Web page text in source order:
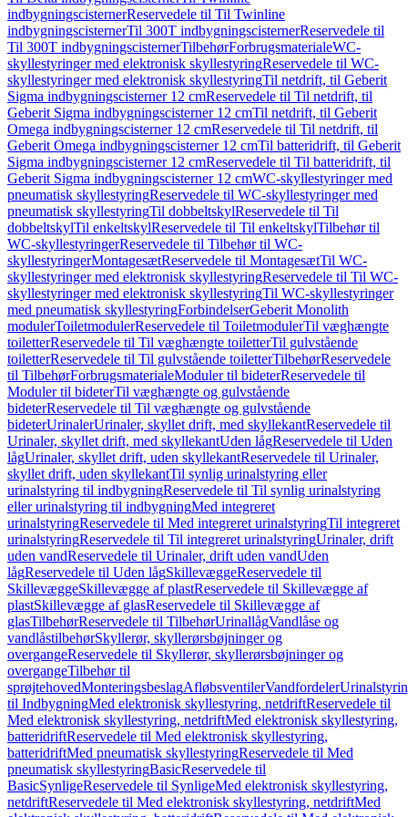
indbygningscisternerReservedele til Til Twinline
indbygningscisternerTil 300T indbygningscisternerReservedele til
Til 300T indbygningscisternerTilbehørForbrugsmaterialeWC-
skyllestyringer med elektronisk skyllestyringReservedele til WC-
skyllestyringer med elektronisk skyllestyringTil netdrift, til Geberit
Sigma indbygningscisterner 12 cmReservedele til Til netdrift, til
Geberit Sigma indbygningscisterner 12 cmTil netdrift, til Geberit
Omega indbygningscisterner 12 cmReservedele til Til netdrift, til
Geberit Omega indbygningscisterner 12 cmTil batteridrift, til Geberit
Sigma indbygningscisterner 12 cmReservedele til Til batteridrift, til
Geberit Sigma indbygningscisterner 12 cmWC-skyllestyringer med
pneumatisk skyllestyringReservedele til WC-skyllestyringer med
pneumatisk skyllestyringTil dobbeltskylReservedele til Til
dobbeltskylTil enkeltskylReservedele til Til enkeltskylTilbehør til
WC-skyllestyringerReservedele til Tilbehør til WC-
skyllestyringerMontagesætReservedele til MontagesætTil WC-
skyllestyringer med elektronisk skyllestyringReservedele til Til WC-
skyllestyringer med elektronisk skyllestyringTil WC-skyllestyringer
med pneumatisk skyllestyringForbindelserGeberit Monolith
modulerToiletmodulerReservedele til ToiletmodulerTil væghængte
toiletterReservedele til Til væghængte toiletterTil gulvstående
toiletterReservedele til Til gulvstående toiletterTilbehørReservedele
til TilbehørForbrugsmaterialeModuler til bideterReservedele til
Moduler til bideterTil væghængte og gulvstående
bideterReservedele til Til væghængte og gulvstående
bideterUrinalerUrinaler, skyllet drift, med skyllekantReservedele til
Urinaler, skyllet drift, med skyllekantUden lågReservedele til Uden
lågUrinaler, skyllet drift, uden skyllekantReservedele til Urinaler,
skyllet drift, uden skyllekantTil synlig urinalstyring eller
urinalstyring til indbygningReservedele til Til synlig urinalstyring
eller urinalstyring til indbygningMed integreret
urinalstyringReservedele til Med integreret urinalstyringTil integreret
urinalstyringReservedele til Til integreret urinalstyringUrinaler, drift
uden vandReservedele til Urinaler, drift uden vandUden
lågReservedele til Uden lågSkillevæggeReservedele til
SkillevæggeSkillevægge af plastReservedele til Skillevægge af
plastSkillevægge af glasReservedele til Skillevægge af
glasTilbehørReservedele til TilbehørUrinallågVandlåse og
vandlåstilbehørSkyllerør, skyllerørsbøjninger og
overgangeReservedele til Skyllerør, skyllerørsbøjninger og
overgangeTilbehør til
sprøjtehovedMonteringsbeslagAfløbsventilerVandfordeler
til IndbygningMed elektronisk skyllestyring, netdriftReservedele til
Med elektronisk skyllestyring, netdriftMed elektronisk skyllestyring,
batteridriftReservedele til Med elektronisk skyllestyring,
batteridriftMed pneumatisk skyllestyringReservedele til Med
pneumatisk skyllestyringBasicReservedele til
BasicSynligeReservedele til SynligeMed elektronisk skyllestyring,
netdriftReservedele til Med elektronisk skyllestyring, netdriftMed